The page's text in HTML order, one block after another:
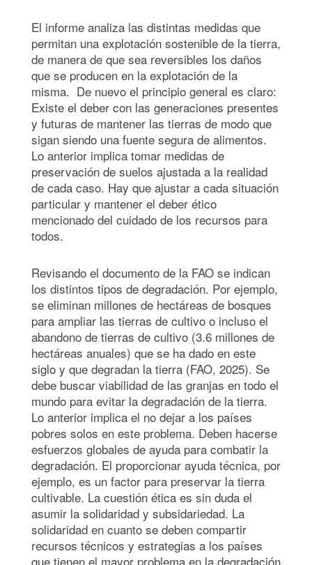
El informe analiza las distintas medidas que
permitan una explotación sostenible de la tierra,
de manera de que sea reversibles los daños
que se producen en la explotación de la
misma. De nuevo el principio general es claro:
Existe el deber con las generaciones presentes
y futuras de mantener las tierras de modo que
sigan siendo una fuente segura de alimentos.
Lo anterior implica tomar medidas de
preservación de suelos ajustada a la realidad
de cada caso. Hay que ajustar a cada situación
particular y mantener el deber ético
mencionado del cuidado de los recursos para
todos.
Revisando el documento de la FAO se indican
los distintos tipos de degradación. Por ejemplo,
se eliminan millones de hectáreas de bosques
para ampliar las tierras de cultivo o incluso el
abandono de tierras de cultivo (3.6 millones de
hectáreas anuales) que se ha dado en este
siglo y que degradan la tierra (FAO, 2025). Se
debe buscar viabilidad de las granjas en todo el
mundo para evitar la degradación de la tierra.
Lo anterior implica el no dejar a los países
pobres solos en este problema. Deben hacerse
esfuerzos globales de ayuda para combatir la
degradación. El proporcionar ayuda técnica, por
ejemplo, es un factor para preservar la tierra
cultivable. La cuestión ética es sin duda el
asumir la solidaridad y subsidariedad. La
solidaridad en cuanto se deben compartir
recursos técnicos y estrategias a los países
que tienen el mayor problema en la degradación